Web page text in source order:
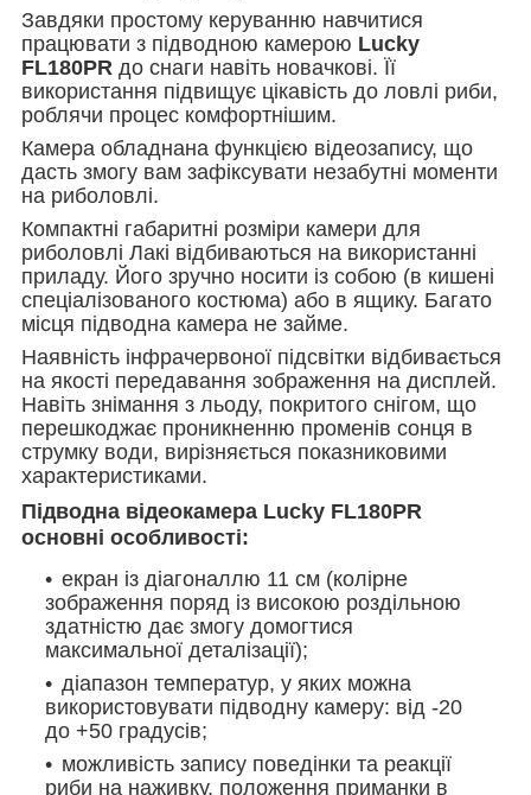
Завдяки простому керуванню навчитися
працювати з підводною камерою Lucky
FL180PR до снаги навіть новачкові. Її
використання підвищує цікавість до ловлі риби,
роблячи процес комфортнішим.
Камера обладнана функцією відеозапису, що
дасть змогу вам зафіксувати незабутні моменти
на риболовлі.
Компактні габаритні розміри камери для
риболовлі Лакі відбиваються на використанні
приладу. Його зручно носити із собою (в кишені
спеціалізованого костюма) або в ящику. Багато
місця підводна камера не займе.
Наявність інфрачервоної підсвітки відбивається
на якості передавання зображення на дисплей.
Навіть знімання з льоду, покритого снігом, що
перешкоджає проникненню променів сонця в
струмку води, вирізняється показниковими
характеристиками.
Підводна відеокамера Lucky FL180PR
основні особливості:
екран із діагоналлю 11 см (колірне
зображення поряд із високою роздільною
здатністю дає змогу домогтися
максимальної деталізації);
діапазон температур, у яких можна
використовувати підводну камеру: від -20
до +50 градусів;
можливість запису поведінки та реакції
риби на наживку, положення приманки в